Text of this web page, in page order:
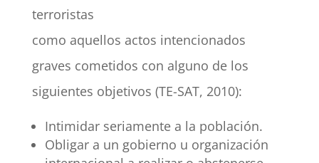
terroristas
como aquellos actos intencionados
graves cometidos con alguno de los
siguientes objetivos (TE-SAT, 2010):
Intimidar seriamente a la población.
Obligar a un gobierno u organización